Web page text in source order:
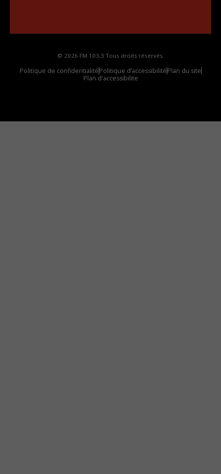
© 2026 FM 103,3 Tous droits réservés.
Politique de confidentialitéPolitique d’accessibilitéPlan du site
Plan d'accessibilite